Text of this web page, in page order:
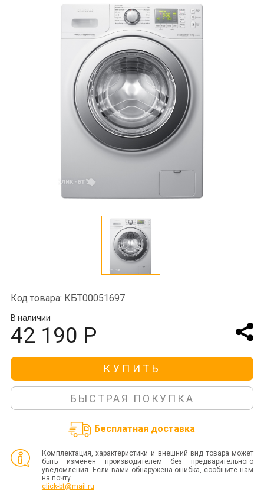
Код товара: КБТ00051697
В наличии
42 190 Р
КУПИТЬ
БЫСТРАЯ ПОКУПКА
Бесплатная доставка
Комплектация, характеристики и внешний вид товара может
быть изменен производителем без предварительного
уведомления. Если вами обнаружена ошибка, сообщите нам
на почту
click-bt@mail.ru